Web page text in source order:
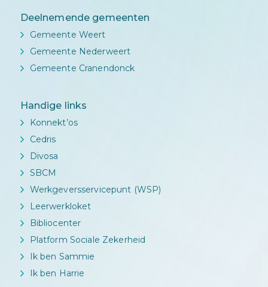
Deelnemende gemeenten
Gemeente Weert
Gemeente Nederweert
Gemeente Cranendonck
Handige links
Konnekt’os
Cedris
Divosa
SBCM
Werkgeversservicepunt (WSP)
Leerwerkloket
Bibliocenter
Platform Sociale Zekerheid
Ik ben Sammie
Ik ben Harrie